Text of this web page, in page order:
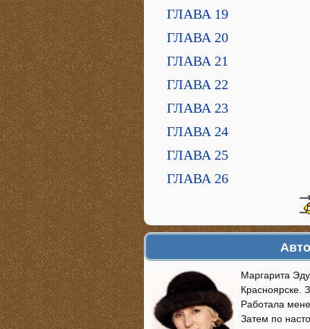
ГЛАВА 19
ГЛАВА 20
ГЛАВА 21
ГЛАВА 22
ГЛАВА 23
ГЛАВА 24
ГЛАВА 25
ГЛАВА 26
Маргарита
Красноярске.
Работала
Затем по